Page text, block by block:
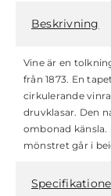
Beskrivning
Vine är en
från 1873. En
cirkulerande
druvklasar. Den
ombonad känsla.
mönstret går i